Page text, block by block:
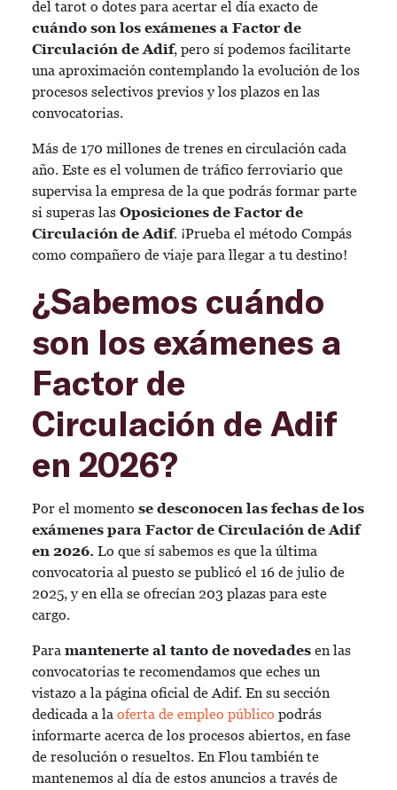
del tarot o dotes para acertar el día exacto de
cuándo son los exámenes a Factor de
Circulación de Adif, pero sí podemos facilitarte
una aproximación contemplando la evolución de los
procesos selectivos previos y los plazos en las
convocatorias.
Más de 170 millones de trenes en circulación cada
año. Este es el volumen de tráfico ferroviario que
supervisa la empresa de la que podrás formar parte
si superas las Oposiciones de Factor de
Circulación de Adif. ¡Prueba el método Compás
como compañero de viaje para llegar a tu destino!
¿Sabemos cuándo
son los exámenes a
Factor de
Circulación de Adif
en 2026?
Por el momento se desconocen las fechas de los
exámenes para Factor de Circulación de Adif
en 2026. Lo que sí sabemos es que la última
convocatoria al puesto se publicó el 16 de julio de
2025, y en ella se ofrecían 203 plazas para este
cargo.
Para mantenerte al tanto de novedades en las
convocatorias te recomendamos que eches un
vistazo a la página oficial de Adif. En su sección
dedicada a la oferta de empleo público podrás
informarte acerca de los procesos abiertos, en fase
de resolución o resueltos. En Flou también te
mantenemos al día de estos anuncios a través de